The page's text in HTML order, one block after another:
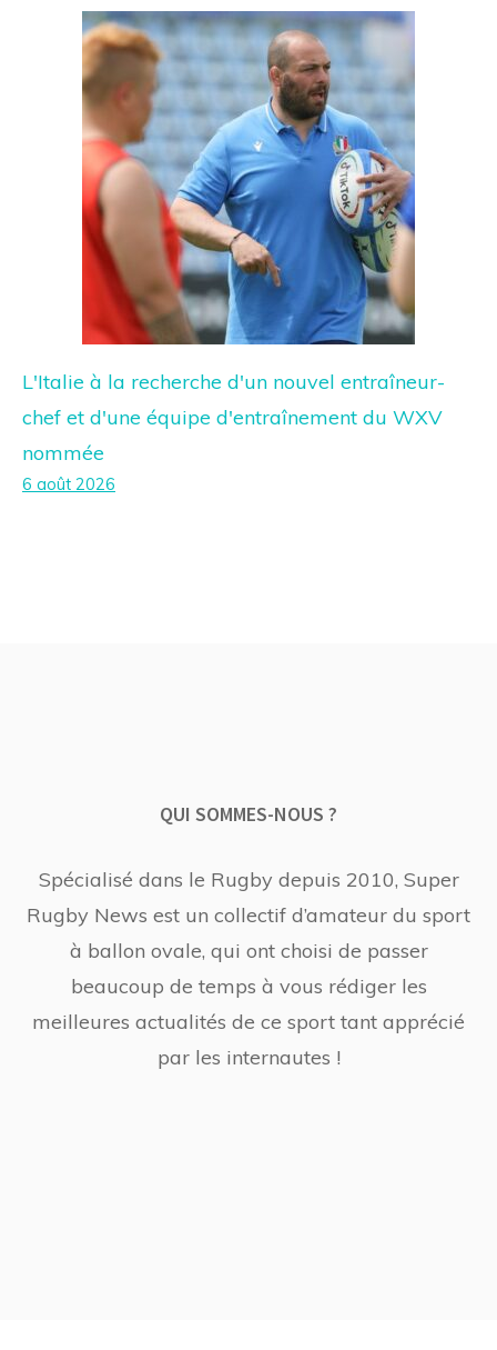
L'Italie à la recherche d'un nouvel entraîneur-
chef et d'une équipe d'entraînement du WXV
nommée
6 août 2026
QUI SOMMES-NOUS ?
Spécialisé dans le Rugby depuis 2010, Super
Rugby News est un collectif d’amateur du sport
à ballon ovale, qui ont choisi de passer
beaucoup de temps à vous rédiger les
meilleures actualités de ce sport tant apprécié
par les internautes !